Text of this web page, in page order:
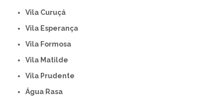
Vila Curuçá
Vila Esperança
Vila Formosa
Vila Matilde
Vila Prudente
Água Rasa